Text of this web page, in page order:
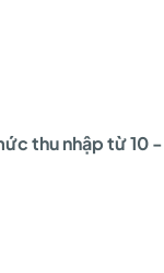
thu nhập từ 10